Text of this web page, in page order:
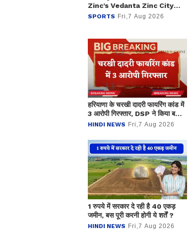
Zinc’s Vedanta Zinc City
Half Marathon Crosses
SPORTS Fri,7 Aug 2026
हरियाणा के चरखी दादरी फायरिंग कांड में
3 आरोपी गिरफ्तार, DSP ने किया बड़ा
खुलासा
HINDI NEWS Fri,7 Aug 2026
1 रुपये में सरकार दे रही है 40 एकड़
जमीन, बस पूरी करनी होगी ये शर्तें ?
HINDI NEWS Fri,7 Aug 2026